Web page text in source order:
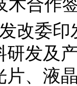
委印
研发及
片、液